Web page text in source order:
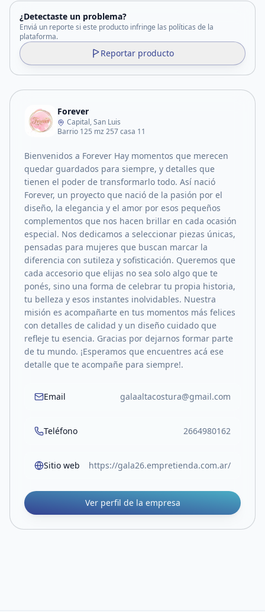
¿Detectaste un problema?
Enviá un reporte si este producto infringe las políticas de la
plataforma.
Reportar producto
Forever
Capital, San Luis
Barrio 125 mz 257 casa 11
Bienvenidos a Forever Hay momentos que merecen
quedar guardados para siempre, y detalles que
tienen el poder de transformarlo todo. Así nació
Forever, un proyecto que nació de la pasión por el
diseño, la elegancia y el amor por esos pequeños
complementos que nos hacen brillar en cada ocasión
especial. Nos dedicamos a seleccionar piezas únicas,
pensadas para mujeres que buscan marcar la
diferencia con sutileza y sofisticación. Queremos que
cada accesorio que elijas no sea solo algo que te
ponés, sino una forma de celebrar tu propia historia,
tu belleza y esos instantes inolvidables. Nuestra
misión es acompañarte en tus momentos más felices
con detalles de calidad y un diseño cuidado que
refleje tu esencia. Gracias por dejarnos formar parte
de tu mundo. ¡Esperamos que encuentres acá ese
detalle que te acompañe para siempre!.
Email galaaltacostura@gmail.com
Teléfono 2664980162
Sitio web https://gala26.empretienda.com.ar/
Ver perfil de la empresa